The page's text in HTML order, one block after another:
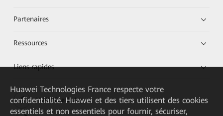
Partenaires
Ressources
Liens rapides
HUAWEI eKit App
Huawei Technologies France respecte votre
confidentialité. Huawei et des tiers utilisent des cookies
essentiels et non essentiels pour fournir, sécuriser,